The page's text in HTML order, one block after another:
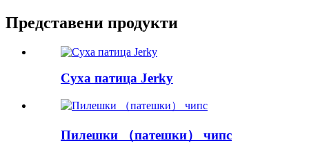
Представени продукти
Суха патица Jerky
Пилешки （патешки） чипс